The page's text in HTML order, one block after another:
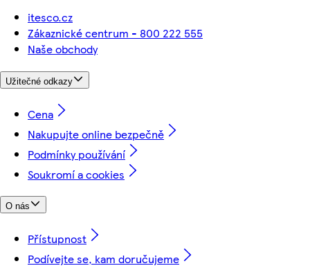
itesco.cz
Zákaznické centrum - 800 222 555
Naše obchody
Užitečné odkazy
Cena
Nakupujte online bezpečně
Podmínky používání
Soukromí a cookies
O nás
Přístupnost
Podívejte se, kam doručujeme